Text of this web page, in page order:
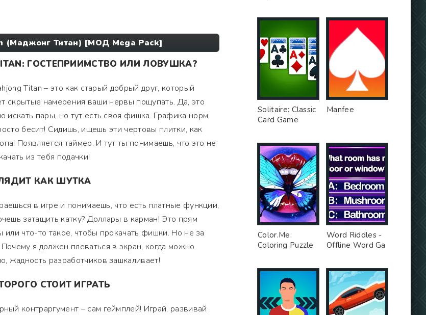
(Маджонг Титан) [МОД Mega Pack]
ГОСТЕПРИИМСТВО ИЛИ ЛОВУШКА?
Titan – это как старый добрый друг, который
скрытые намерения ваши нервы пощупать. Да, это
искать пары, но тут есть своя фишка. Графика норм,
бесит! Сидишь, ищешь эти чертовы плитки, как
Появляется таймер. И тут ты понимаешь, что это не
из тебя подачки!
КАК ШУТКА
в игре и понимаешь, что есть платные функции,
затащить катку? Доллары в карман! Это прям
или что-то такое, чтобы прокачать фишки. Но не за
я должен плеваться в экран, когда можно
жадность разработчиков зашкаливает!
СТОИТ ИГРАТЬ
контраргумент – сам геймплей! Играй, развивай
Solitaire: Classic
Card Game
Manfee
Color.Me:
Coloring Puzzle
Word Riddles -
Offline Word Ga